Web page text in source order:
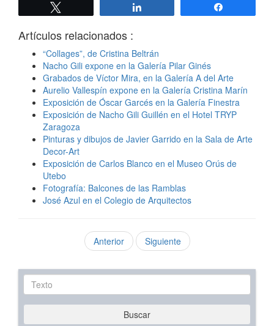
Artículos relacionados :
“Collages”, de Cristina Beltrán
Nacho Gili expone en la Galería Pilar Ginés
Grabados de Víctor Mira, en la Galería A del Arte
Aurelio Vallespín expone en la Galería Cristina Marín
Exposición de Óscar Garcés en la Galería Finestra
Exposición de Nacho Gili Guillén en el Hotel TRYP
Zaragoza
Pinturas y dibujos de Javier Garrido en la Sala de Arte
Decor-Art
Exposición de Carlos Blanco en el Museo Orús de
Utebo
Fotografía: Balcones de las Ramblas
José Azul en el Colegio de Arquitectos
Anterior Siguiente
Texto
Buscar